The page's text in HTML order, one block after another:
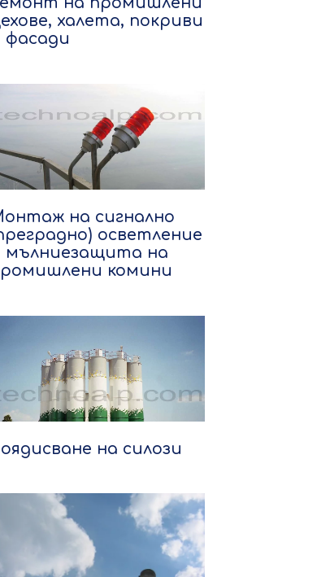
на промишлени
халета, покриви
фасади
на сигнално
осветление
мълниезащита на
комини
на силози